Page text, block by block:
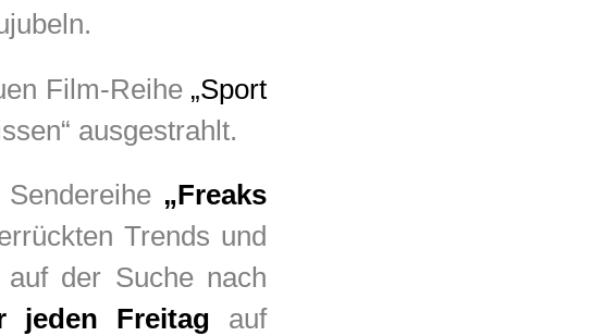
Film-Reihe „Sport
ausgestrahlt.
„Freaks
Trends und
auf der Suche nach
jeden Freitag auf